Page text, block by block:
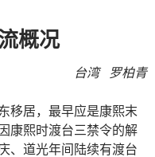
概况
台湾 罗柏青
移居，最早应是康熙末
康熙时渡台三禁令的解
、道光年间陆续有渡台